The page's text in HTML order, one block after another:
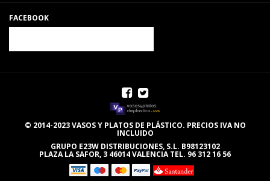
FACEBOOK
© 2014-2023 VASOS Y PLATOS DE PLÁSTICO. PRECIOS IVA NO
INCLUIDO
GRUPO E23W DISTRIBUCIONES, S.L. B98123102
PLAZA LA SAFOR, 3 46014 VALENCIA TEL. 96 312 16 56